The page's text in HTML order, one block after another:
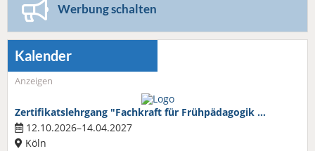
Werbung schalten
Kalender
Anzeigen
Zertifikatslehrgang "Fachkraft für Frühpädagogik …
12.10.2026–14.04.2027
Köln